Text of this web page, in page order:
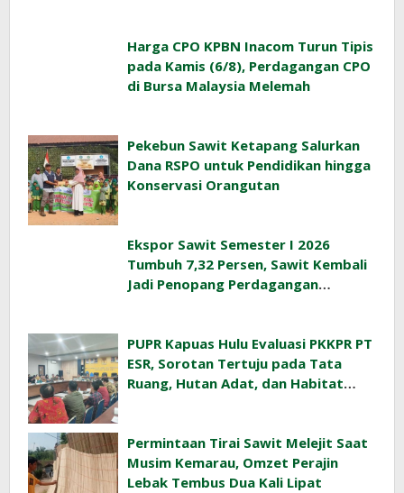
Harga CPO KPBN Inacom Turun Tipis
pada Kamis (6/8), Perdagangan CPO
di Bursa Malaysia Melemah
Pekebun Sawit Ketapang Salurkan
Dana RSPO untuk Pendidikan hingga
Konservasi Orangutan
Ekspor Sawit Semester I 2026
Tumbuh 7,32 Persen, Sawit Kembali
Jadi Penopang Perdagangan
PUPR Kapuas Hulu Evaluasi PKKPR PT
ESR, Sorotan Tertuju pada Tata
Ruang, Hutan Adat, dan Habitat
Permintaan Tirai Sawit Melejit Saat
Musim Kemarau, Omzet Perajin
Lebak Tembus Dua Kali Lipat